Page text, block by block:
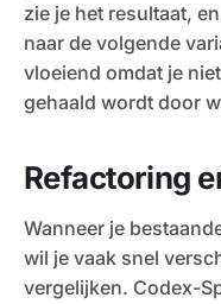
zie je het resultaat,
naar de volgende
vloeiend omdat je
gehaald wordt door
Refactoring
Wanneer je
wil je vaak snel
vergelijken. Codex-